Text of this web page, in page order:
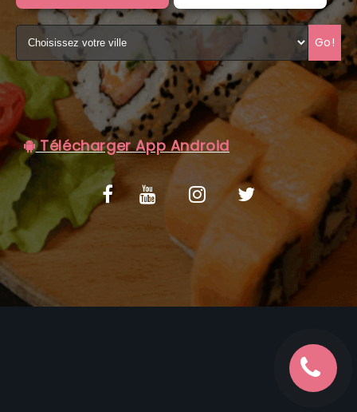
VOS AVIS
MENTIONS LÉGALES
C.G.V
Go!
Télécharger App Android